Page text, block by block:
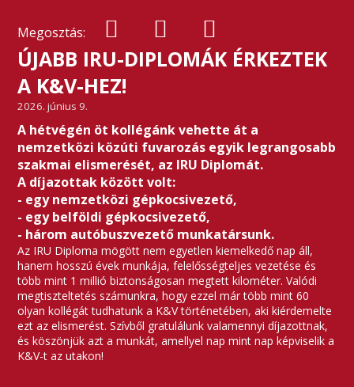
Megosztás:
ÚJABB IRU-DIPLOMÁK ÉRKEZTEK
A K&V-HEZ!
2026. június 9.
A hétvégén öt kollégánk vehette át a
nemzetközi közúti fuvarozás egyik legrangosabb
szakmai elismerését, az IRU Diplomát.
A díjazottak között volt:
- egy nemzetközi gépkocsivezető,
- egy belföldi gépkocsivezető,
- három autóbuszvezető munkatársunk.
Az IRU Diploma mögött nem egyetlen kiemelkedő nap áll,
hanem hosszú évek munkája, felelősségteljes vezetése és
több mint 1 millió biztonságosan megtett kilométer. Valódi
megtiszteltetés számunkra, hogy ezzel már több mint 60
olyan kollégát tudhatunk a K&V történetében, aki kiérdemelte
ezt az elismerést. Szívből gratulálunk valamennyi díjazottnak,
és köszönjük azt a munkát, amellyel nap mint nap képviselik a
K&V-t az utakon!